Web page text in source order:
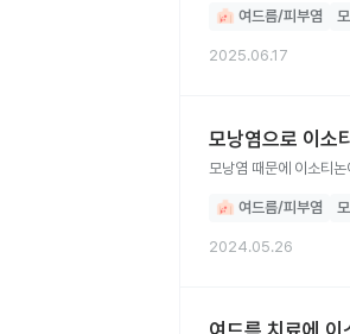
여드름/피부염
2025.06.17
모낭염으로 이소
모낭염 때문에 이소티
여드름/피부염
2024.05.26